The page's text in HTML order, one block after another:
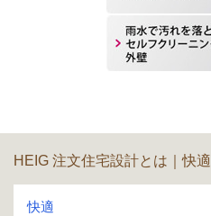
HEIG 注文住宅設計とは｜快適
快適